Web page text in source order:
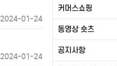
2024-01-24
2024-01-24
커머스쇼핑
동영상 숏츠
공지사항